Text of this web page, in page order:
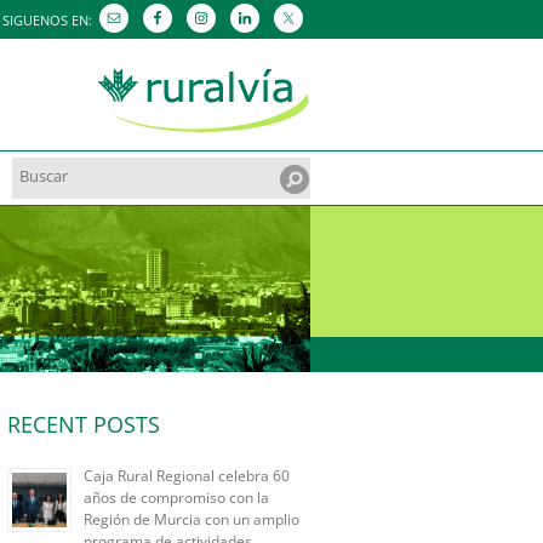
SIGUENOS EN:
Search
for:
RECENT POSTS
Caja Rural Regional celebra 60
años de compromiso con la
Región de Murcia con un amplio